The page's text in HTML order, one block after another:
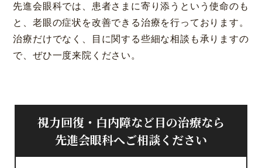
先進会眼科では、患者さまに寄り添うという使命のも
と、老眼の症状を改善できる治療を行っております。
治療だけでなく、目に関する些細な相談も承りますの
で、ぜひ一度来院ください。
視力回復・白内障など目の治療なら
先進会眼科へご相談ください